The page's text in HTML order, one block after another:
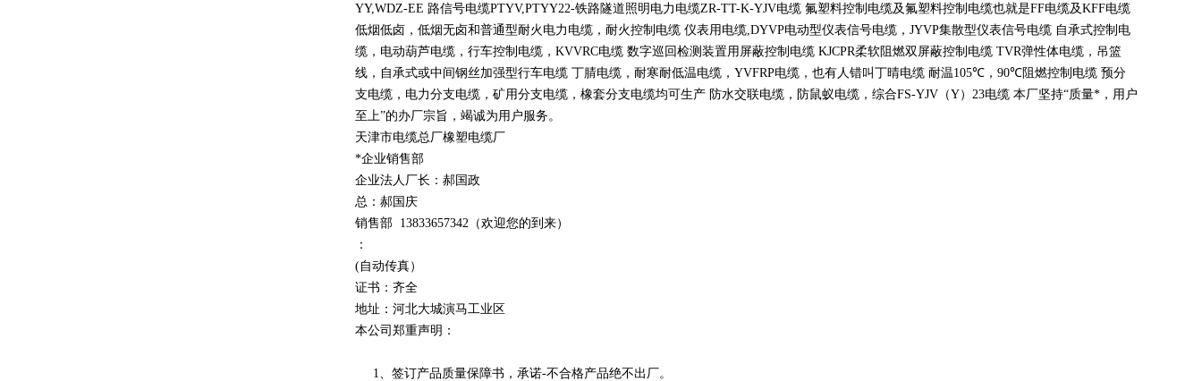
YY,WDZ-EE 路信号电缆PTYV,PTYY22-铁路隧道照明电力电缆ZR-TT-K-YJV电缆 氟塑料控制电缆及氟塑料控制电缆也就是FF电缆及KFF电缆
低烟低卤，低烟无卤和普通型耐火电力电缆，耐火控制电缆 仪表用电缆,DYVP电动型仪表信号电缆， JYVP集散型仪表信号电缆 自承式控制电
缆，电动葫芦电缆，行车控制电缆， KVVRC电缆 数字巡回检测装置用屏蔽控制电缆 KJCPR柔软阻燃双屏蔽控制电缆 TVR弹性体电缆，吊篮
线，自承式或中间钢丝加强型行车电缆 丁腈电缆，耐寒耐低温电缆， YVFRP电缆，也有人错叫丁晴电缆 耐温105℃ ，90℃阻燃控制电缆 预分
支电缆，电力分支电缆，矿用分支电缆，橡套分支电缆均可生产 防水交联电缆，防鼠蚁电缆，综合FS-YJV （Y） 23电缆 本厂坚持“质量*，用户
至上”的办厂宗旨，竭诚为用户服务。
天津市电缆总厂橡塑电缆厂
*企业销售部
企业法人厂长：郝国政
总：郝国庆
销售部 13833657342 （欢迎您的到来）
：
(自动传真）
证书：齐全
地址：河北大城演马工业区
本公司郑重声明：
1、签订产品质量保障书，承诺-不合格产品绝不出厂。